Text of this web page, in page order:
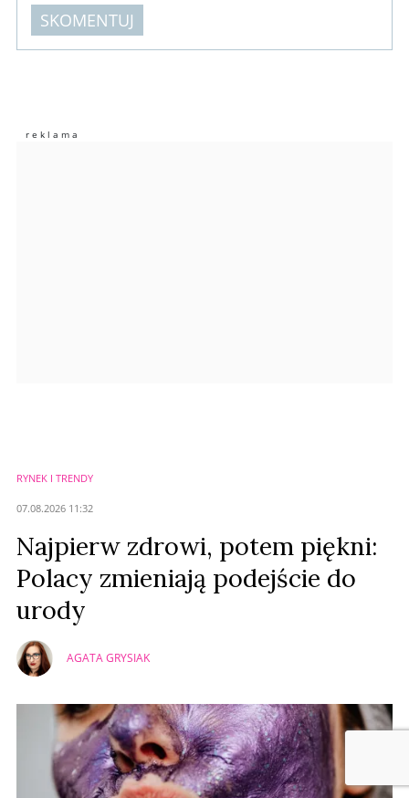
SKOMENTUJ
Imię (Wymagane)
RYNEK I TRENDY
07.08.2026 11:32
Najpierw zdrowi, potem piękni:
Polacy zmieniają podejście do
urody
AGATA GRYSIAK